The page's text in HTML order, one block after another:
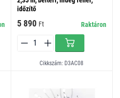
időzítő
5 890 Ft Raktáron
Cikkszám: D3AC08